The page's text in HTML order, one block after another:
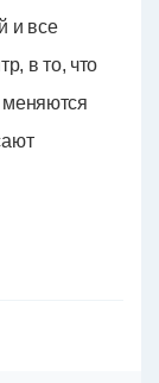
и все
в то, что
меняются